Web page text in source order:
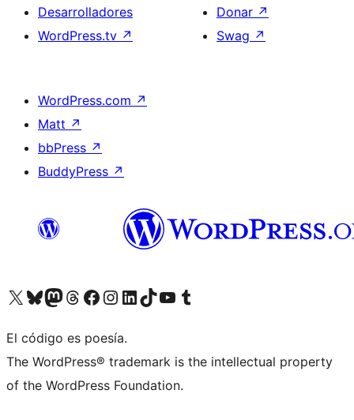
Desarrolladores
WordPress.tv ↗
Donar ↗
Swag ↗
WordPress.com ↗
Matt ↗
bbPress ↗
BuddyPress ↗
Visita nuestra cuenta de X (anteriormente Twitter)
Visita nuestra cuenta de Bluesky
Visita nuestra cuenta de Mastodon
Visita nuestra cuenta de Threads
Visita nuestra página de Facebook
Visita nuestra cuenta de Instagram
Visita nuestra cuenta de LinkedIn
Visita nuestra cuenta de TikTok
Visita nuestro canal de YouTube
Visita nuestra cuenta de Tumblr
El código es poesía.
The WordPress® trademark is the intellectual property
of the WordPress Foundation.